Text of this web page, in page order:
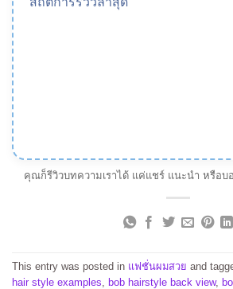
คุณก็รีวิวบทความเราได้ แค่แชร์ แนะนำ หรือ
This entry was posted in แฟชั่นผมสวย and
hair style examples bob hairstyle back view,